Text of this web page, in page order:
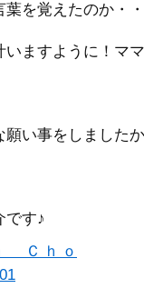
を覚えたのか・・
いますように！マ
願い事をしました
です♪
Ｃｈｏ